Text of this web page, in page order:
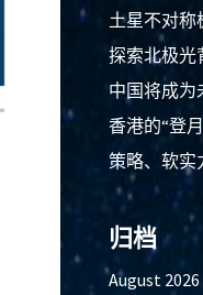
土星不对称
探索北极光
中国将成为
香港的“登
策略、软实
归档
August 2026